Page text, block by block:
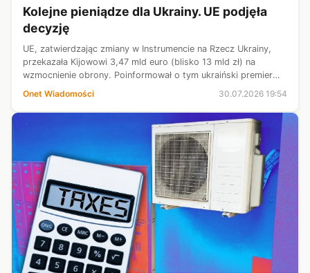
Kolejne pieniądze dla Ukrainy. UE podjęła
decyzję
UE, zatwierdzając zmiany w Instrumencie na Rzecz Ukrainy,
przekazała Kijowowi 3,47 mld euro (blisko 13 mld zł) na
wzmocnienie obrony. Poinformował o tym ukraiński premier
Onet Wiadomości 30.07.2026 19:54